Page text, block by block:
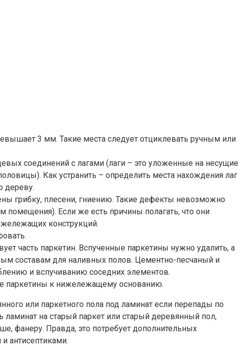
3 мм. Такие места следует отциклевать ручным или
соединений с лагами (лаги – это уложенные на несущие
Как устранить – определить места нахождения лаг
дереву.
грибку, плесени, гниению. Такие дефекты невозможно
помещения). Если же есть причины полагать, что они
конструкций.
часть паркетин. Вспученные паркетины нужно удалить, а
составам для наливных полов. Цементно-песчаный и
и вспучиванию соседних элементов.
паркетины к нижележащему основанию.
или паркетного пола под ламинат если перепады по
на старый паркет или старый деревянный пол,
фанеру. Правда, это потребует дополнительных
антисептиками.